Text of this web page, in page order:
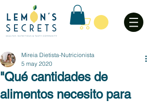
"Qué cantidades de
alimentos necesito para
Mireia Dietista-Nutricionista
5 may 2020